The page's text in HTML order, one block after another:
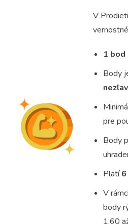
V
1 bod
Body
pre
Body
Platí
V
body
1,60